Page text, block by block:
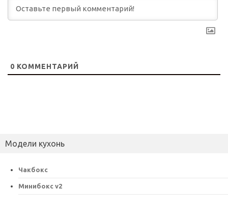
0 КОММЕНТАРИЙ
Модели кухонь
Чакбокс
Минибокс v2